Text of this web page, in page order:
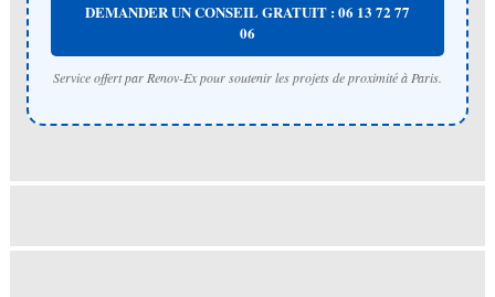
DEMANDER UN CONSEIL GRATUIT : 06 13 72 77
06
Service offert par Renov-Ex pour soutenir les projets de proximité à Paris.